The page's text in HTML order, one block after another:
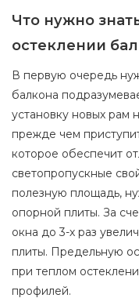
Что нужно
остеклении
В первую очередь
балкона
установку новых рам
прежде чем
которое обеспечит
светопропускные
полезную площадь,
опорной плиты. За
окна до 3-х раз
плиты. Предельную
при теплом
профилей.